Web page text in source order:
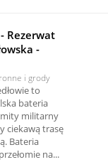
Rezerwat
-
i grody
to
bateria
militarny
ciekawą trasę
Bateria
na...